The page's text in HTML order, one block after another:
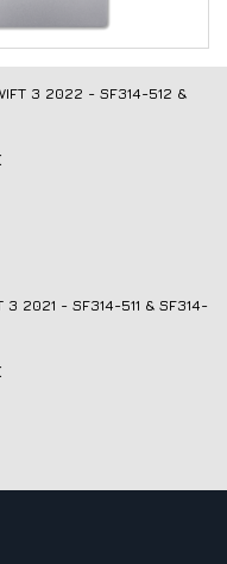
3 2022 - SF314-512 &
3 2021 - SF314-511 & SF314-